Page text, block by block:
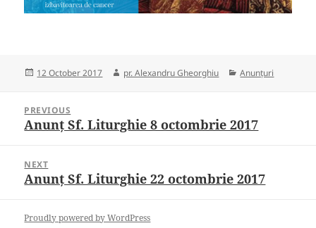
Posted
12 October 2017 Author
pr. Alexandru Gheorghiu Categories
Anunțuri
navigation
PREVIOUS
Previous
Anunț Sf. Liturghie 8 octombrie 2017
NEXT
Next
Anunț Sf. Liturghie 22 octombrie 2017
Proudly powered by WordPress